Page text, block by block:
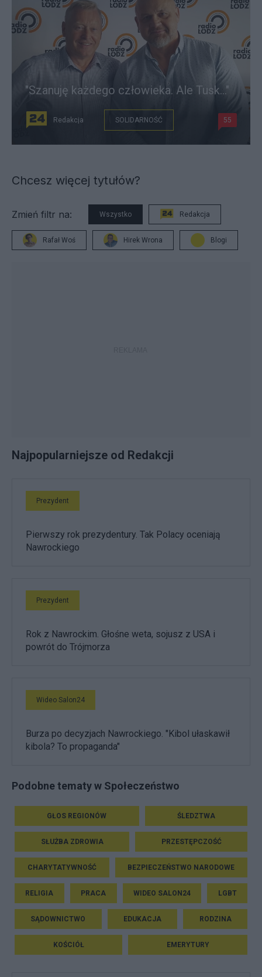
"Szanuję każdego człowieka. Ale Tusk..."
Redakcja SOLIDARNOŚĆ 55
Chcesz więcej tytułów?
Zmień filtr na: Wszystko Redakcja
Rafał Woś Hirek Wrona Blogi
Najpopularniejsze od Redakcji
Prezydent
Pierwszy rok prezydentury. Tak Polacy oceniają
Nawrockiego
Prezydent
Rok z Nawrockim. Głośne weta, sojusz z USA i
powrót do Trójmorza
Wideo Salon24
Burza po decyzjach Nawrockiego. "Kibol ułaskawił
kibola? To propaganda"
Podobne tematy w Społeczeństwo
GŁOS REGIONÓW ŚLEDZTWA
SŁUŻBA ZDROWIA PRZESTĘPCZOŚĆ
CHARYTATYWNOŚĆ BEZPIECZEŃSTWO NARODOWE
RELIGIA PRACA WIDEO SALON24 LGBT
SĄDOWNICTWO EDUKACJA RODZINA
KOŚCIÓŁ EMERYTURY